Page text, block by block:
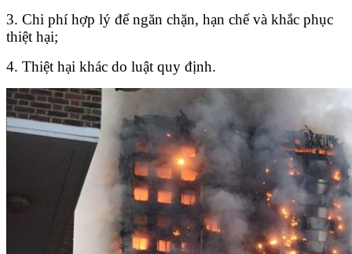
3. Chi phí hợp lý để ngăn chặn, hạn chế và khắc phục
thiệt hại;
4. Thiệt hại khác do luật quy định.